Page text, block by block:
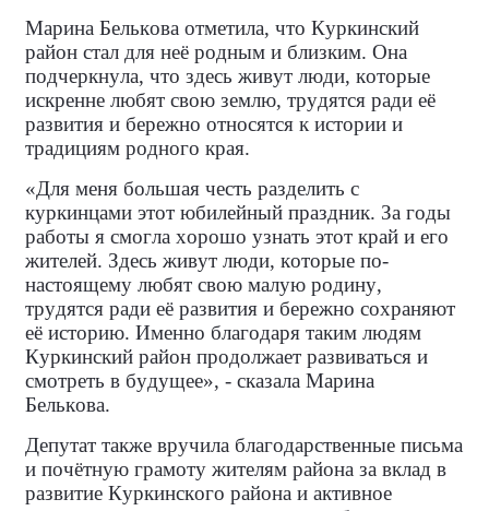
Марина Белькова отметила, что Куркинский
район стал для неё родным и близким. Она
подчеркнула, что здесь живут люди, которые
искренне любят свою землю, трудятся ради её
развития и бережно относятся к истории и
традициям родного края.
«Для меня большая честь разделить с
куркинцами этот юбилейный праздник. За годы
работы я смогла хорошо узнать этот край и его
жителей. Здесь живут люди, которые по-
настоящему любят свою малую родину,
трудятся ради её развития и бережно сохраняют
её историю. Именно благодаря таким людям
Куркинский район продолжает развиваться и
смотреть в будущее», - сказала Марина
Белькова.
Депутат также вручила благодарственные письма
и почётную грамоту жителям района за вклад в
развитие Куркинского района и активное